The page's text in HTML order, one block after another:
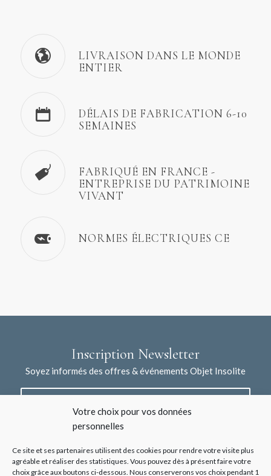
Votre choix pour vos données
personnelles
Ce site et ses partenaires utilisent des cookies pour rendre votre visite plus
agréable et réaliser des statistiques. Vous pouvez dès à présent faire votre
choix grâce aux boutons ci-dessous. Nous conserverons vos choix pendant 1
LIVRAISON DANS LE MONDE
ENTIER
DÉLAIS DE FABRICATION 6-10
SEMAINES
FABRIQUÉ EN FRANCE -
ENTREPRISE DU PATRIMOINE
VIVANT
NORMES ÉLECTRIQUES CE
Inscription Newsletter
Soyez informés des offres & événements Objet Insolite